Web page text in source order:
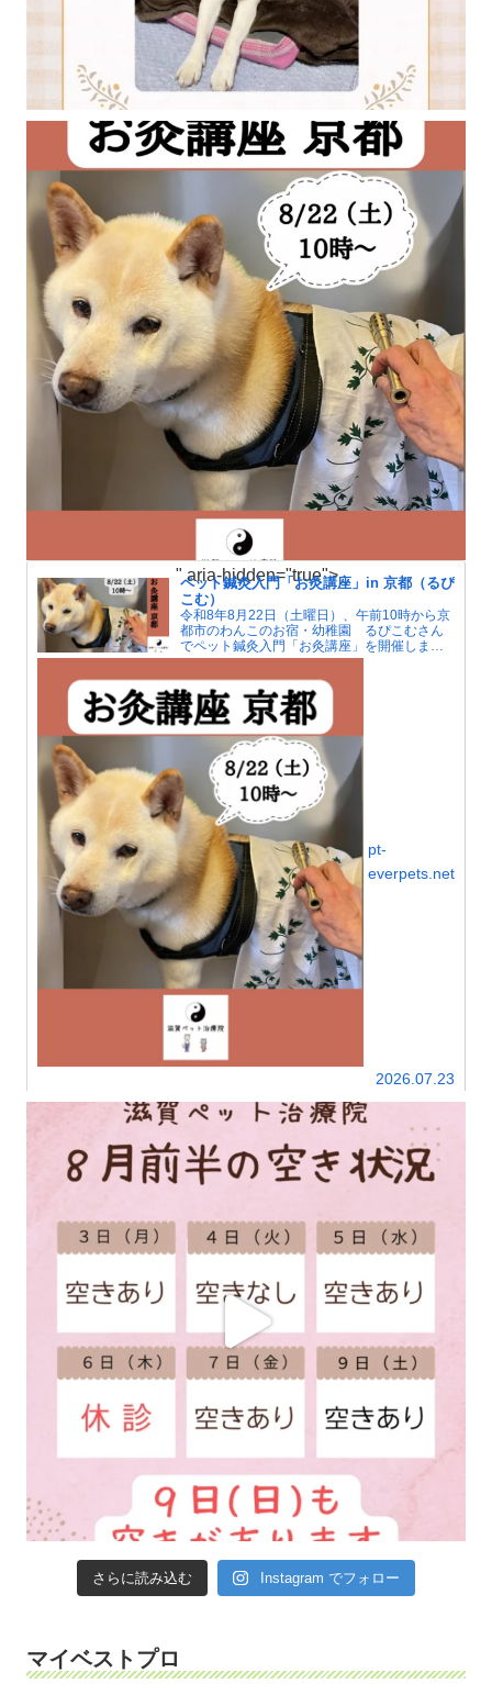
ペット鍼灸入門「お灸講座」in 京都（るぴ
こむ）
令和8年8月22日（土曜日）、午前10時から京
都市のわんこのお宿・幼稚園 るぴこむさん
でペット鍼灸入門「お灸講座」を開催しま
す。夏はエアコンによる冷えで人もペットも
自律神経が傷みがちです。お灸で血行をよく
して冷えを解消しましょう。
pt-
everpets.net
2026.07.23
" aria-hidden="true">
さらに読み込む Instagram でフォロー
マイベストプロ